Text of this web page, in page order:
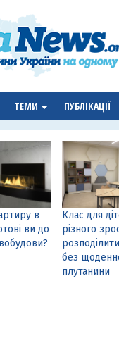
ТЕМИ ПУБЛІКАЦІЇ
в
ви до
Клас для
різного
без
плутанини